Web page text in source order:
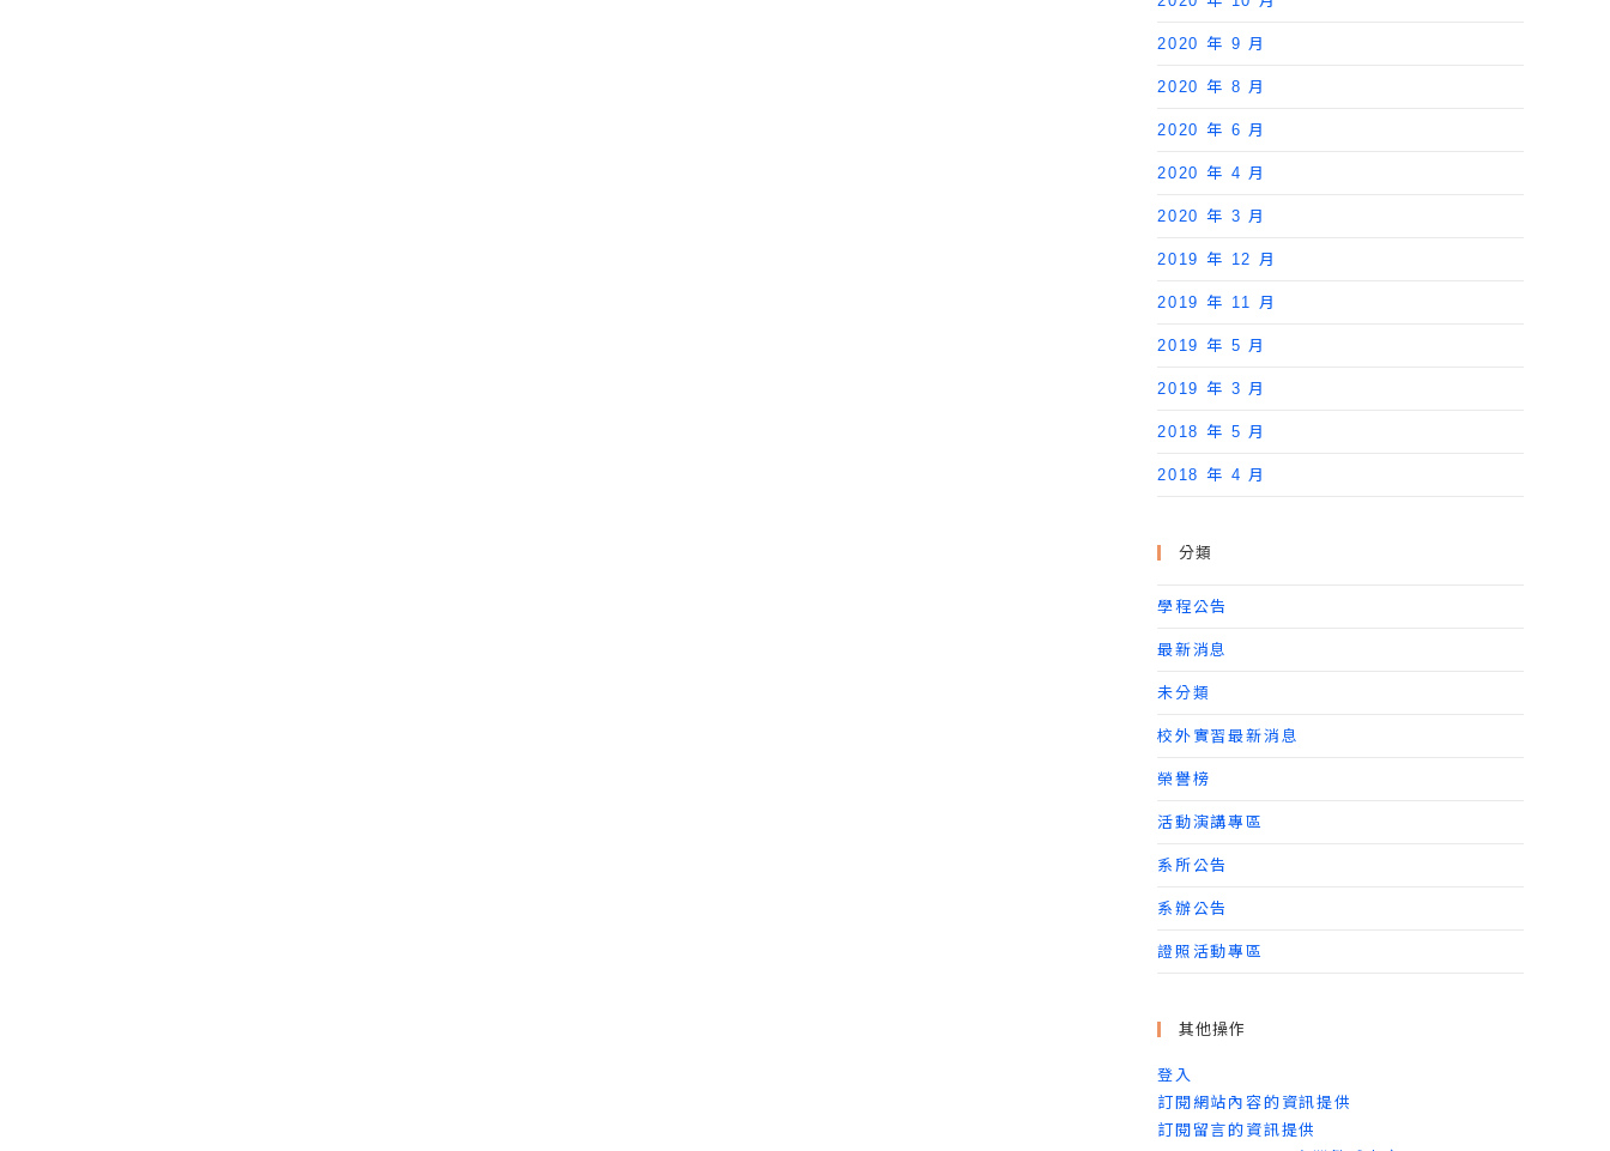
2020 年 9 月
2020 年 8 月
2020 年 6 月
2020 年 4 月
2020 年 3 月
2019 年 12 月
2019 年 11 月
2019 年 5 月
2019 年 3 月
2018 年 5 月
2018 年 4 月
分類
學程公告
最新消息
未分類
校外實習最新消息
榮譽榜
活動演講專區
系所公告
系辦公告
證照活動專區
其他操作
登入
訂閱網站內容的資訊提供
訂閱留言的資訊提供